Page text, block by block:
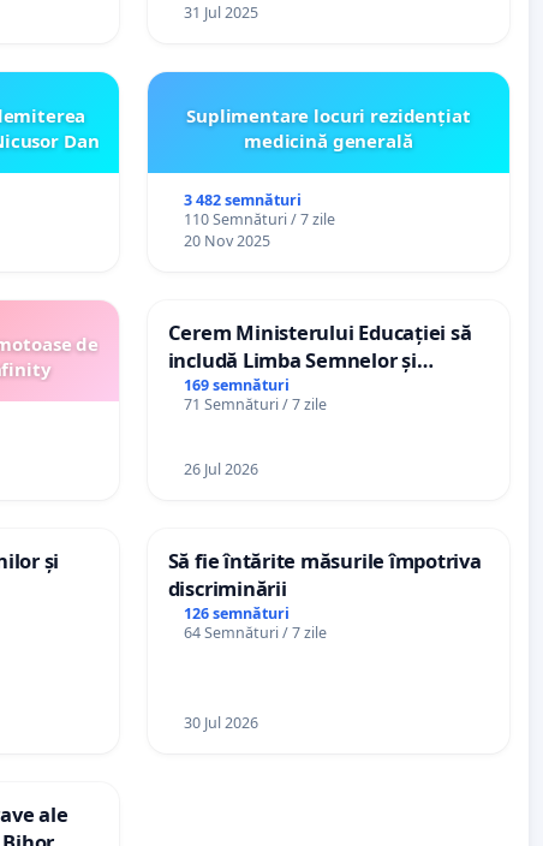
31 Jul 2025
Dan
Suplimentare locuri rezidențiat
medicină generală
3 482 semnături
110 Semnături / 7 zile
20 Nov 2025
de
Cerem Ministerului Educației să
includă Limba Semnelor și
alfabetul Braille în școlile din
Republica Moldova!
169 semnături
71 Semnături / 7 zile
26 Jul 2026
și
Să fie întărite măsurile împotriva
discriminării
126 semnături
64 Semnături / 7 zile
30 Jul 2026
ale